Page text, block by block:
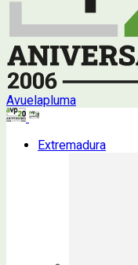
Avuelapluma
Extremadura